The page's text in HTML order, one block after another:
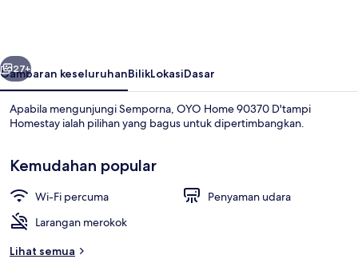
Seterusnya
27+
Gambaran keseluruhanBilikLokasiDasar
Apabila mengunjungi Semporna, OYO Home 90370 D'tampi
Homestay ialah pilihan yang bagus untuk dipertimbangkan.
Kemudahan popular
Wi-Fi percuma
Penyaman udara
Larangan merokok
Lihat semua